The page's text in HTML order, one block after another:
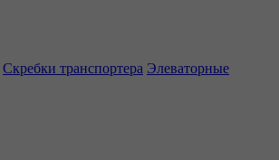
Скребки транспортера Элеваторные